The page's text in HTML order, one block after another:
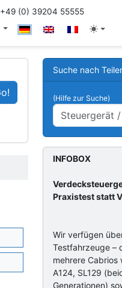
(0) 39204 55555
Suche nach
(Hilfe zur Suche)
INFOBOX
Praxistest statt
Wir verfügen
Testfahrzeuge –
mehrere Cabrios
A124, SL129
Generationen)